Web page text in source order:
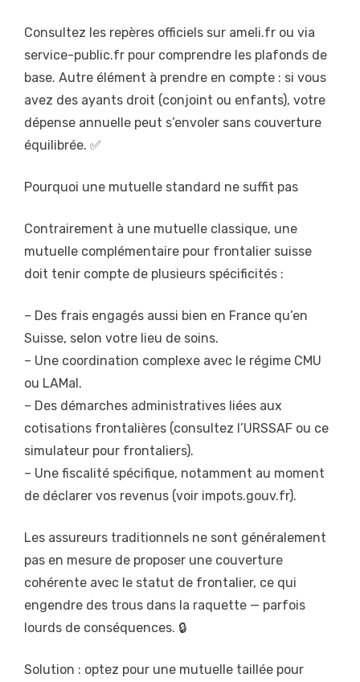
Consultez les repères officiels sur ameli.fr ou via
service-public.fr pour comprendre les plafonds de
base. Autre élément à prendre en compte : si vous
avez des ayants droit (conjoint ou enfants), votre
dépense annuelle peut s’envoler sans couverture
équilibrée. ✅
Pourquoi une mutuelle standard ne suffit pas
Contrairement à une mutuelle classique, une
mutuelle complémentaire pour frontalier suisse
doit tenir compte de plusieurs spécificités :
– Des frais engagés aussi bien en France qu’en
Suisse, selon votre lieu de soins.
– Une coordination complexe avec le régime CMU
ou LAMal.
– Des démarches administratives liées aux
cotisations frontalières (consultez l’URSSAF ou ce
simulateur pour frontaliers).
– Une fiscalité spécifique, notamment au moment
de déclarer vos revenus (voir impots.gouv.fr).
Les assureurs traditionnels ne sont généralement
pas en mesure de proposer une couverture
cohérente avec le statut de frontalier, ce qui
engendre des trous dans la raquette — parfois
lourds de conséquences. 🔒
Solution : optez pour une mutuelle taillée pour